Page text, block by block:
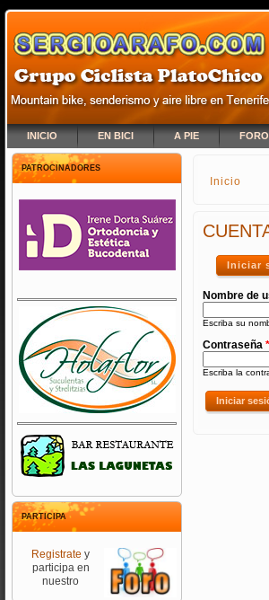
INICIO EN BICI A PIE
PATROCINADORES
PARTICIPA
Registrate y
participa en
nuestro
SE
Inicio
Iniciar
Nombre de
Escriba su
Contraseña *
Escriba la